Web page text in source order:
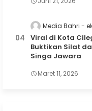
Media Bahri
Viral di Kota
Buktikan Silat
Singa Jawara
Maret 11, 2026